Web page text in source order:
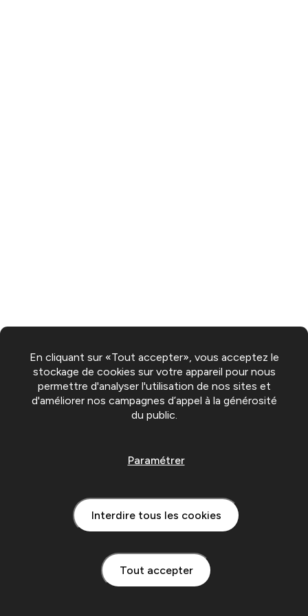
En cliquant sur «Tout accepter», vous acceptez le
stockage de cookies sur votre appareil pour nous
permettre d'analyser l'utilisation de nos sites et
d'améliorer nos campagnes d’appel à la générosité
du public.
Tout accepter
Interdire tous les cookies
Paramétrer